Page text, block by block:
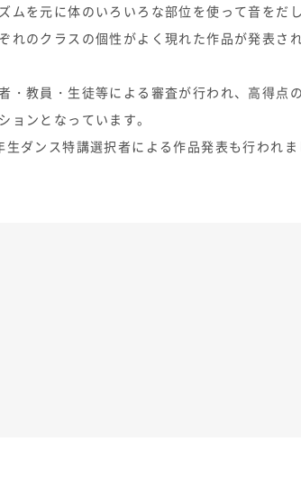
ムを元に体のいろいろな部位を使って音をだ
れのクラスの個性がよく現れた作品が発表され
・教員・生徒等による審査が行われ、高得点
ョンとなっています。
ダンス特講選択者による作品発表も行われま